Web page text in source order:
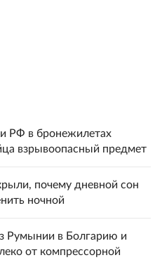
РФ в бронежилетах
взрывоопасный предмет
почему дневной сон
ночной
Румынии в Болгарию и
от компрессорной